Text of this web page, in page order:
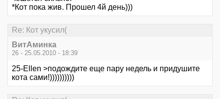
*Кот пока жив. Прошел 4й день)))
Re: Кот укусил(
ВитАминка
26 - 25.05.2010 - 18:39
25-Ellen >подождите еще пару недель и придушите
кота сами!))))))))))